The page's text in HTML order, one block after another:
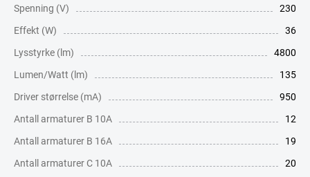
Spenning (V)
230
Effekt (W)
36
Lysstyrke (lm)
4800
Lumen/Watt (lm)
135
Driver størrelse (mA)
950
Antall armaturer B 10A
12
Antall armaturer B 16A
19
Antall armaturer C 10A
20